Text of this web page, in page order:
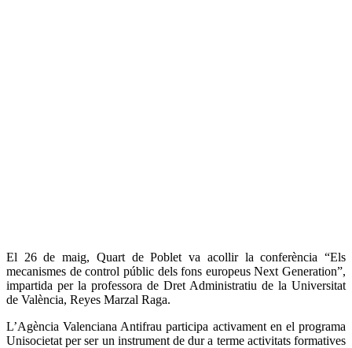
El 26 de maig, Quart de Poblet va acollir la conferència “Els
mecanismes de control públic dels fons europeus Next Generation”,
impartida per la professora de Dret Administratiu de la Universitat
de València, Reyes Marzal Raga.
L’Agència Valenciana Antifrau participa activament en el programa
Unisocietat per ser un instrument de dur a terme activitats formatives